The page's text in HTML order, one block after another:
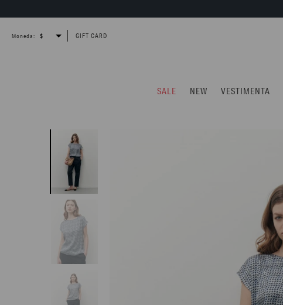
SALE NEW VESTIMENTA
Moneda: GIFT CARD